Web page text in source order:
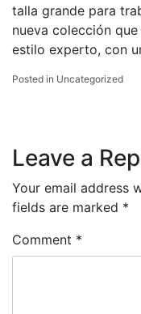
talla grande para
nueva colección
estilo experto, con
Posted in Uncategorized
navigation
Leave a
Your email address
fields are marked *
Comment *